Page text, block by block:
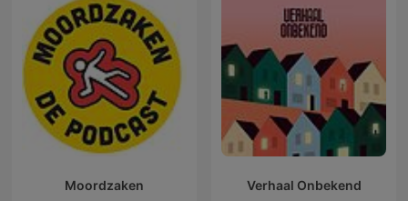
Moordzaken Verhaal Onbekend